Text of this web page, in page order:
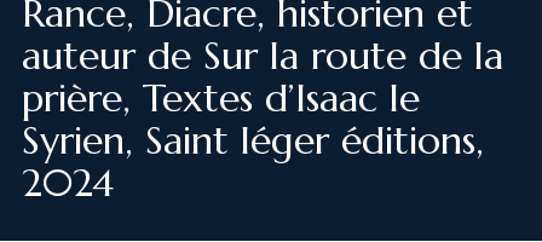
Rance, Diacre, historien et
auteur de Sur la route de la
prière, Textes d’Isaac le
Syrien, Saint léger éditions,
2024